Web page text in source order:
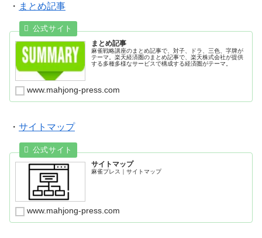
・ まとめ記事
まとめ記事
麻雀戦略講座のまとめ記事で、対子、ドラ、三色、字牌が
テーマ。楽天経済圏のまとめ記事で、楽天株式会社が提供
する多種多様なサービスで構成する経済圏がテーマ。
www.mahjong-press.com
・ サイトマップ
サイトマップ
麻雀プレス｜サイトマップ
www.mahjong-press.com